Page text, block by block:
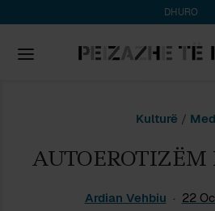
DHURO
Kulturë /
Ardian Vehbiu 22